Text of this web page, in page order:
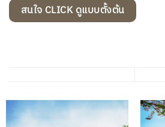
สนใจ CLICK ดูแบบตั้งต้น